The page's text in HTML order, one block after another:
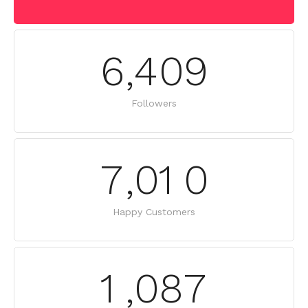
6,409
Followers
7,01 0
Happy Customers
1 ,087